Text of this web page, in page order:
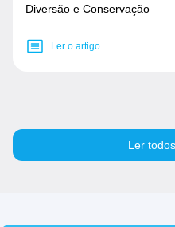
Diversão e Conservação
Ler o artigo
Ler